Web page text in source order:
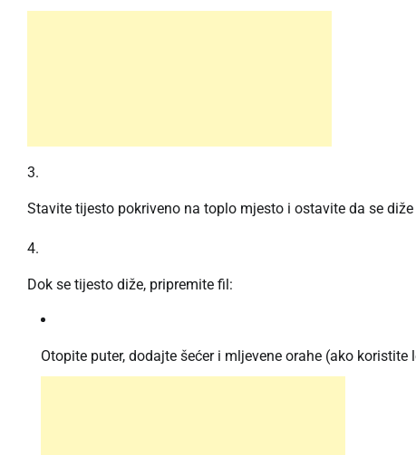
Stavite tijesto pokriveno na toplo mjesto i ostavite da se
Dok se tijesto diže, pripremite fil:
Otopite puter, dodajte šećer i mljevene orahe (ako